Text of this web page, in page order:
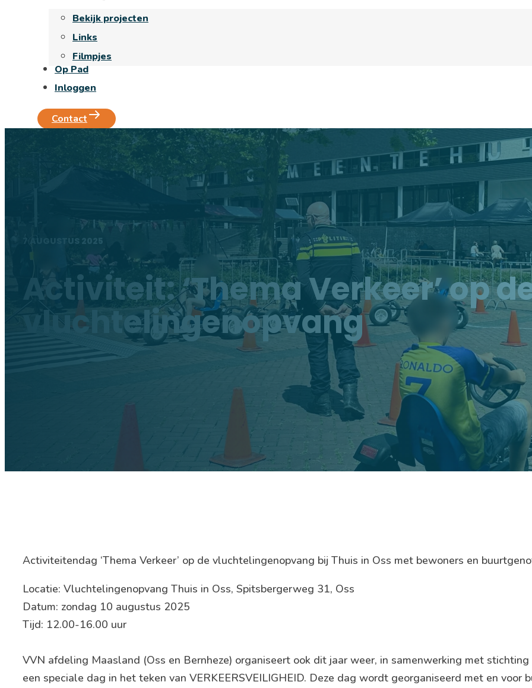
Bekijk projecten
Links
Filmpjes
Op Pad
Inloggen
Contact
7 AUGUSTUS 2025
Activiteit: ‘Thema Verkeer’ op
vluchtelingenopvang
Activiteitendag ‘Thema Verkeer’ op de vluchtelingenopvang bij Thuis in Oss met bewoners en
Locatie: Vluchtelingenopvang Thuis in Oss, Spitsbergerweg 31, Oss
Datum: zondag 10 augustus 2025
Tijd: 12.00-16.00 uur
VVN afdeling Maasland (Oss en Bernheze) organiseert ook dit jaar weer, in samenwerking met stichting
een speciale dag in het teken van VERKEERSVEILIGHEID. Deze dag wordt georganiseerd met en voor